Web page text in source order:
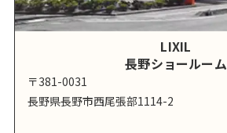
LIXIL
長野ショールーム
〒381-0031
長野県長野市西尾張部1114-2